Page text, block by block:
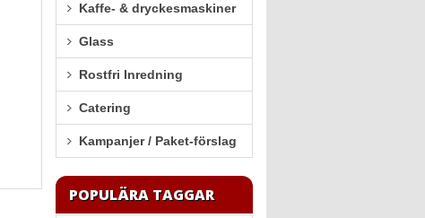
Kaffe- & dryckesmaskiner
Glass
Rostfri Inredning
Catering
Kampanjer / Paket-förslag
POPULÄRA TAGGAR